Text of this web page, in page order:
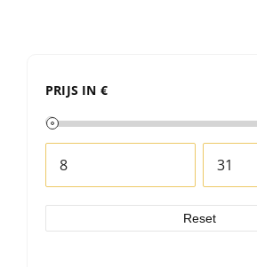
PRIJS IN €
Reset